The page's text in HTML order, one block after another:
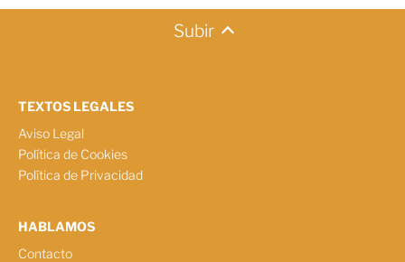
Subir
TEXTOS LEGALES
Aviso Legal
Política de Cookies
Política de Privacidad
HABLAMOS
Contacto